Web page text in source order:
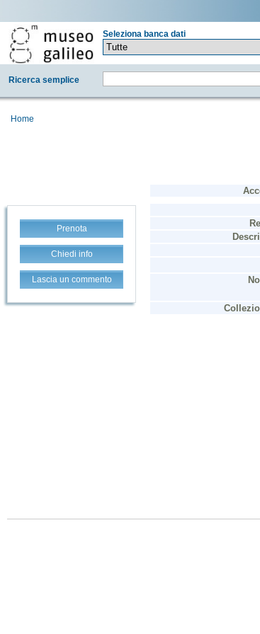
Seleziona banca dati
Ricerca semplice
Home
Prenota
Chiedi info
Lascia un commento